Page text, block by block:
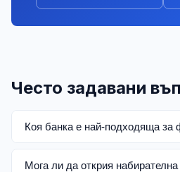
Често задавани
Коя банка е най-подходяща за
Мога ли да открия